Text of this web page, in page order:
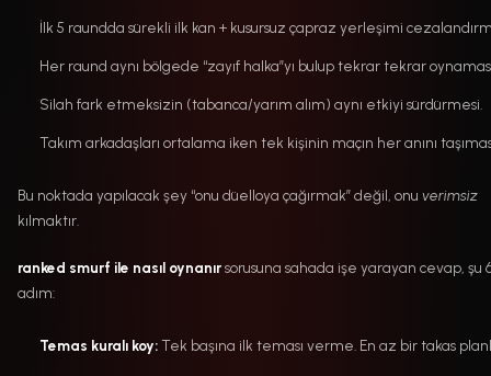
İlk 5 raundda sürekli ilk kan + kusursuz çapraz yerleşimi
Her raund aynı bölgede “zayıf halka”yı bulup tekrar tekrar
Silah fark etmeksizin (tabanca/yarım alım) aynı etkiyi sürdürmesi.
Takım arkadaşları ortalama iken tek kişinin maçın her anını
Bu noktada yapılacak şey “onu düelloya çağırmak” değil, onu verimsiz
kılmaktır.
ranked smurf ile nasıl oynanırsorusuna sahada işe yarayan cevap, şu
adım:
Temas kuralı koy:Tek başına ilk teması verme. En az bir takas